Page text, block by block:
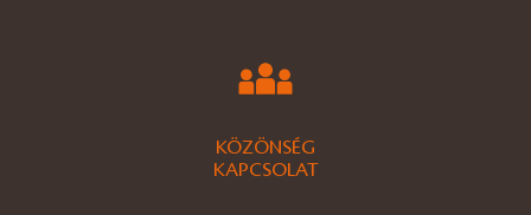
KÖZÖNSÉG
KAPCSOLAT